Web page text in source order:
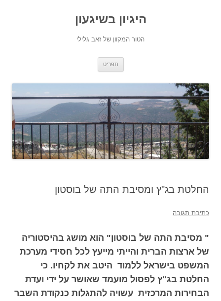
היגיון בשיגעון
הטור המקוון של זאב גלילי
תפריט
החלטת בג"ץ ומסיבת התה של בוסטון
כתיבת תגובה
" מסיבת התה של בוסטון" הוא מושג בהיסטוריה
של ארצות הברית והייתי מייעץ לכל חסידי מערכת
המשפט בישראל ללמוד היטב את לקחיו. כי
החלטת בג"ץ לפסול מועמד שאושר על ידי ועדת
הבחירות המרכזית עשויה להתגלות כנקודת השבר